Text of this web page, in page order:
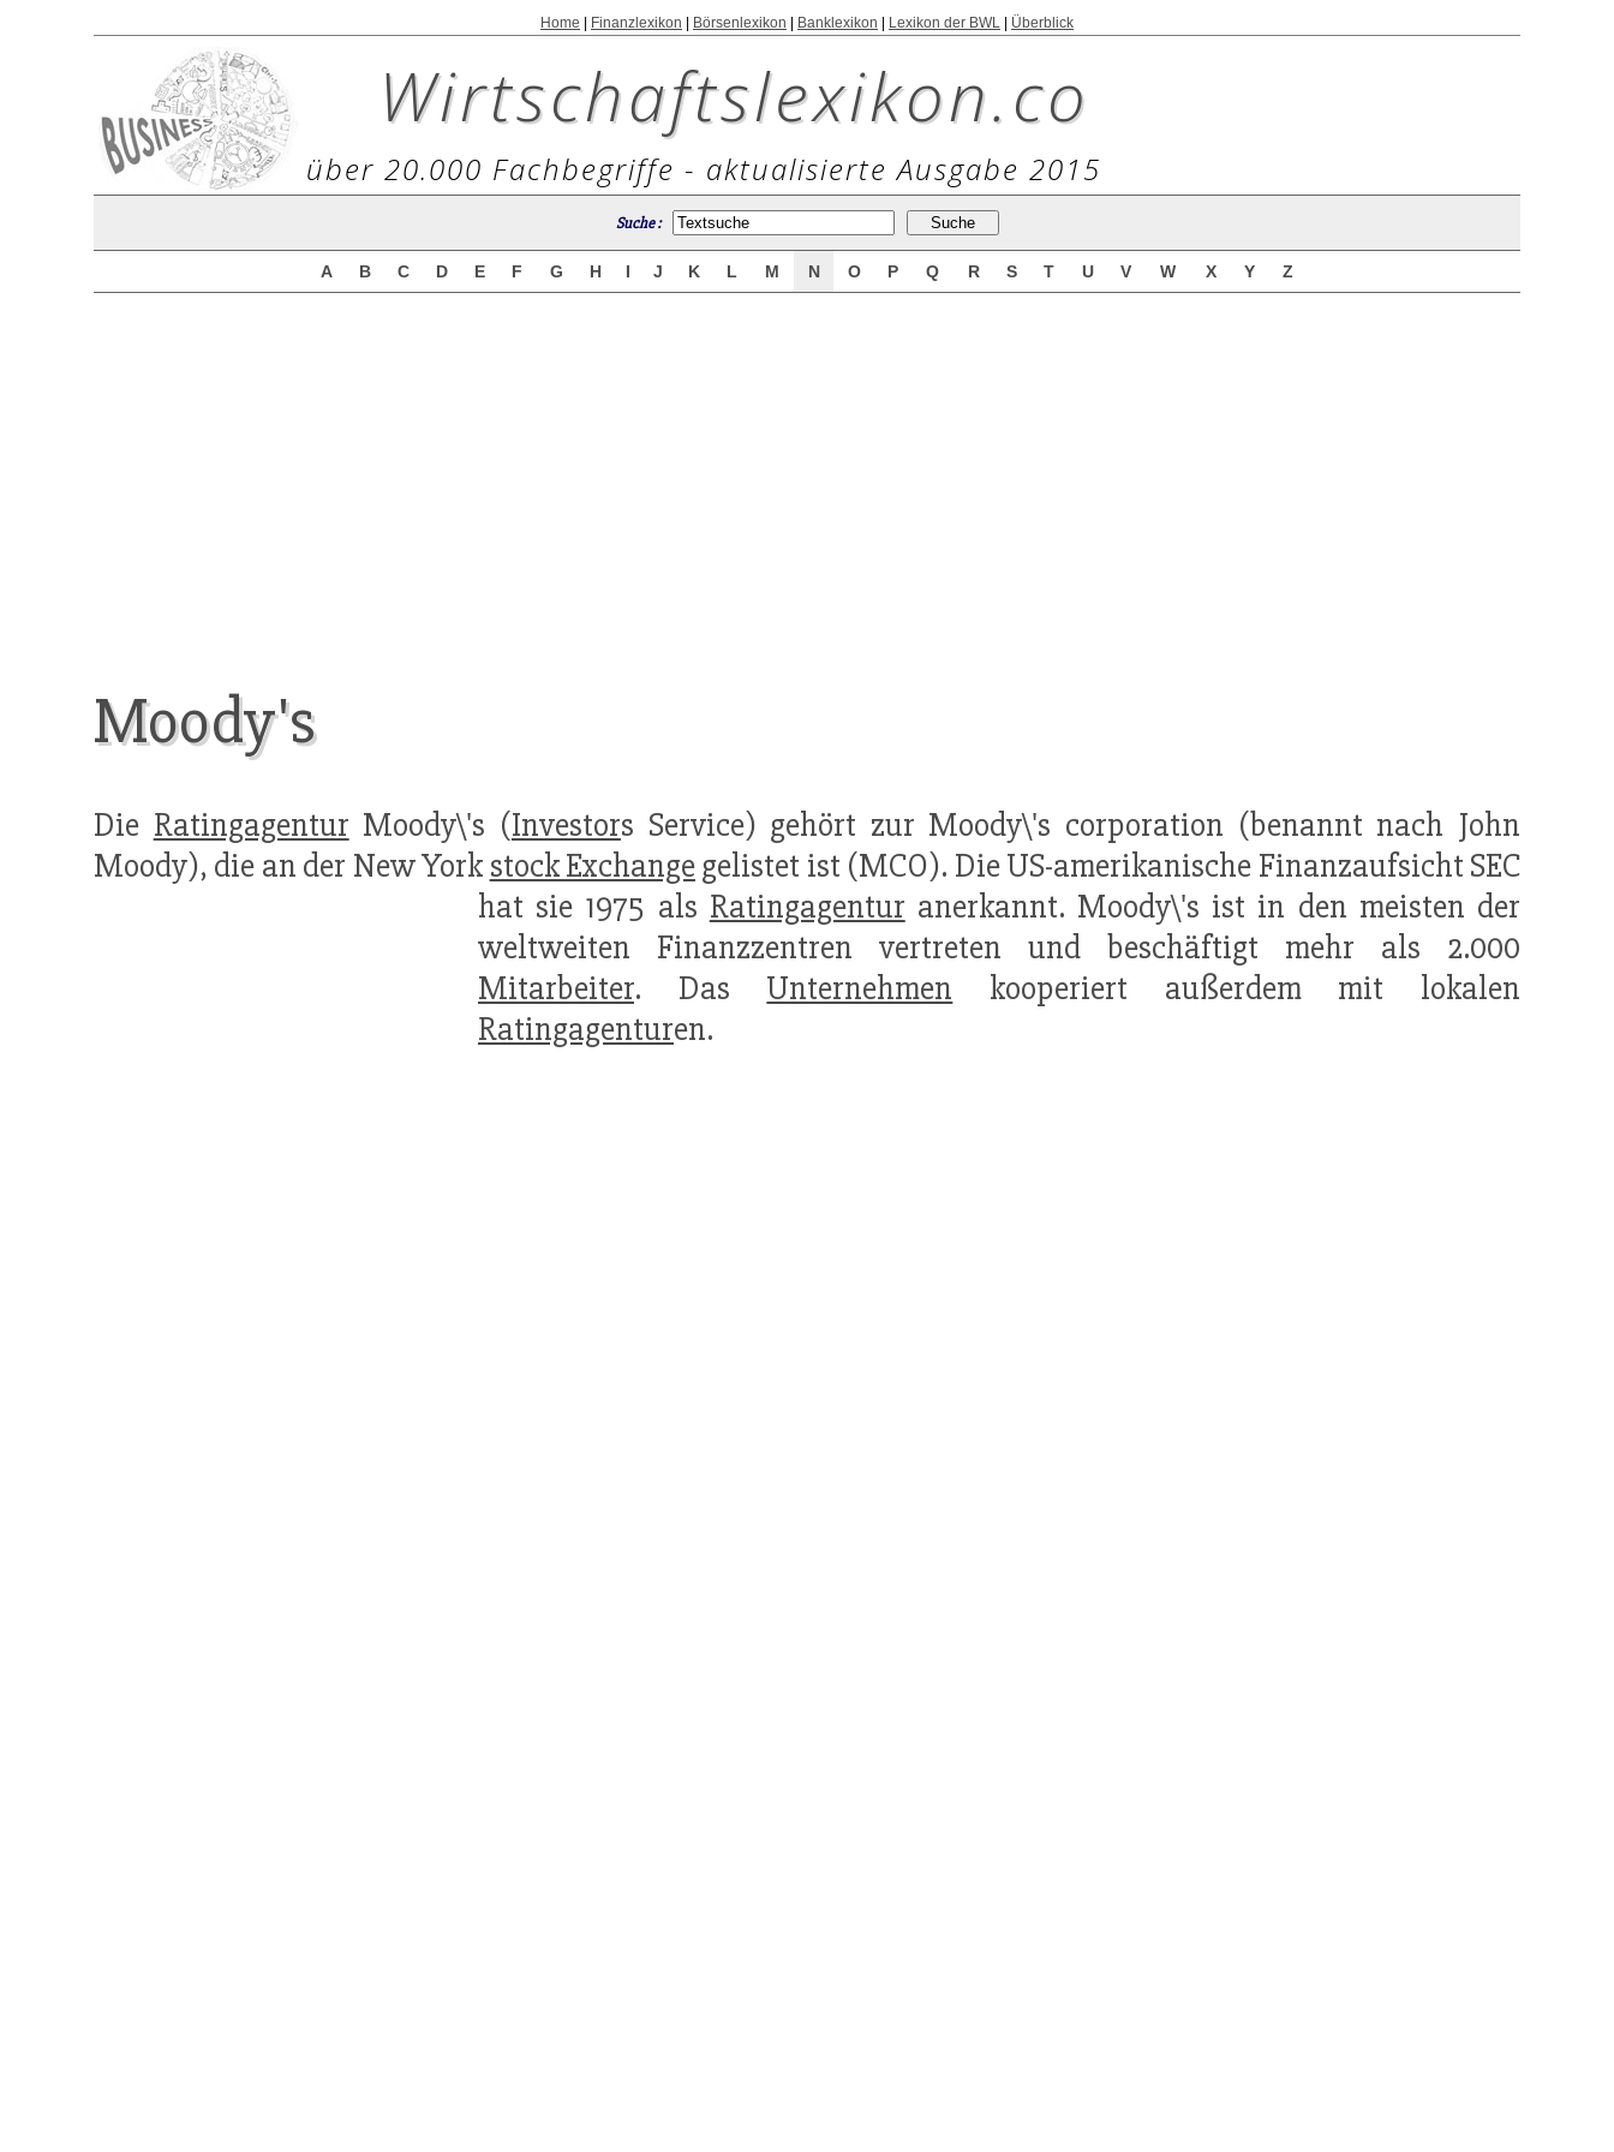
Home Finanzlexikon Börsenlexikon Banklexikon Lexikon der BWL Überblick
Wirtschaftslexikon.co
über 20.000 Fachbegriffe - aktualisierte Ausgabe 2015
Suche :
A B C D E F G H I J K L M N O P Q R S T U V W X Y Z
Moody's
Die Ratingagentur Moody\'s (Investors Service) gehört zur Moody\'s corporation (benannt nach John
Moody), die an der New York stock Exchangegelistet ist (MCO). Die US-amerikanische Finanzaufsicht SEC
hat sie 1975 als Ratingagentur anerkannt. Moody\'s ist in den meisten der
weltweiten Finanzzentren vertreten und beschäftigt mehr als 2.000
Mitarbeiter. Das Unternehmen kooperiert außerdem mit lokalen
Ratingagenturen.